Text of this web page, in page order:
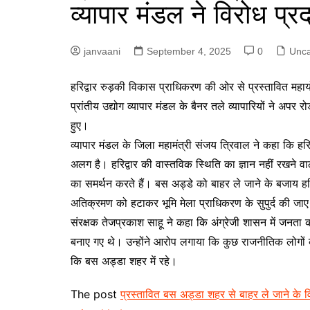
व्यापार मंडल ने विरोध
janvaani September 4, 2025 0
हरिद्वार रुड़की विकास प्राधिकरण की ओर से प्रस्तावित
प्रांतीय उद्योग व्यापार मंडल के बैनर तले व्यापारियों ने अपर
हुए।
व्यापार मंडल के जिला महामंत्री संजय त्रिवाल ने कहा कि
अलग है। हरिद्वार की वास्तविक स्थिति का ज्ञान नहीं रखने
का समर्थन करते हैं। बस अड्डे को बाहर ले जाने के बजाय
अतिक्रमण को हटाकर भूमि मेला प्राधिकरण के सुपुर्द की
संरक्षक तेजप्रकाश साहू ने कहा कि अंग्रेजी शासन में
बनाए गए थे। उन्होंने आरोप लगाया कि कुछ राजनीतिक
कि बस अड्डा शहर में रहे।
The postप्रस्तावित बस अड्डा शहर से बाहर ले जाने के